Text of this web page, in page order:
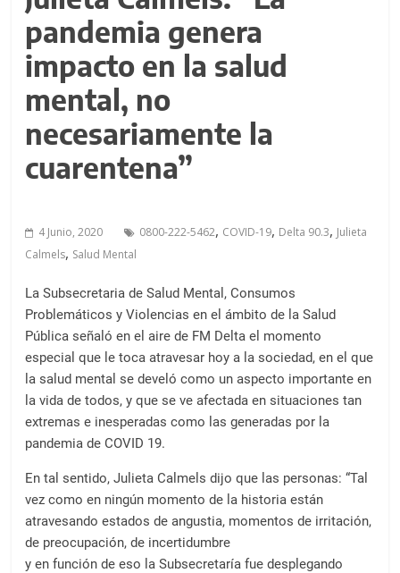
pandemia genera
impacto en la salud
mental, no
necesariamente la
cuarentena”
4 Junio, 2020 0800-222-5462, COVID-19, Delta 90.3, Julieta
Calmels, Salud Mental
La Subsecretaria de Salud Mental, Consumos
Problemáticos y Violencias en el ámbito de la Salud
Pública señaló en el aire de FM Delta el momento
especial que le toca atravesar hoy a la sociedad, en el que
la salud mental se develó como un aspecto importante en
la vida de todos, y que se ve afectada en situaciones tan
extremas e inesperadas como las generadas por la
pandemia de COVID 19.
En tal sentido, Julieta Calmels dijo que las personas: “Tal
vez como en ningún momento de la historia están
atravesando estados de angustia, momentos de irritación,
de preocupación, de incertidumbre
y en función de eso la Subsecretaría fue desplegando